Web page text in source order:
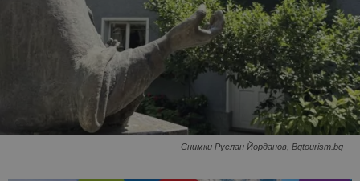
Снимки Руслан Йорданов, Bgtourism.bg